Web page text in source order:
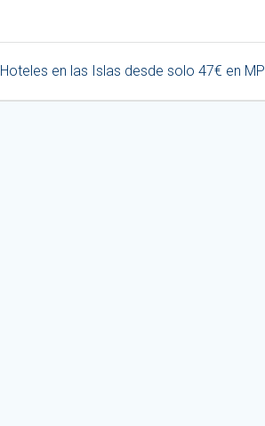
Siguiente
Hoteles en las Islas desde solo 47€ en MP